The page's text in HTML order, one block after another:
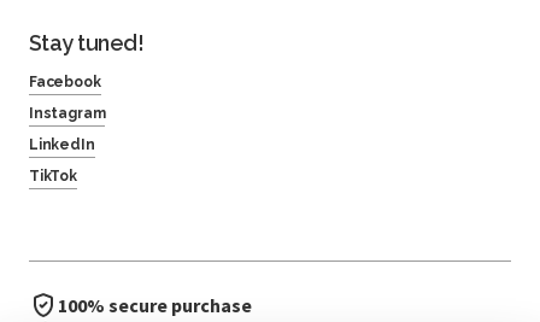
Stay tuned!
Facebook
Instagram
LinkedIn
TikTok
100% secure purchase